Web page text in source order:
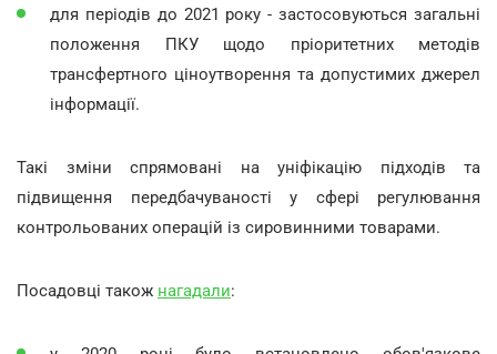
для періодів до 2021 року - застосовуються загальні
положення ПКУ щодо пріоритетних методів
трансфертного ціноутворення та допустимих джерел
інформації.
Такі зміни спрямовані на уніфікацію підходів та
підвищення передбачуваності у сфері регулювання
контрольованих операцій із сировинними товарами.
Посадовці також нагадали: